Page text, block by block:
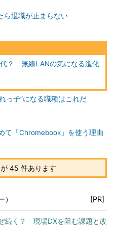
ら退職が止まらない
？ 無線LANの気になる進化
っ子”になる職種はこれだ
て「Chromebook」を使う理由
45 件あります
[PR]
続く？ 現場DXを阻む課題と改